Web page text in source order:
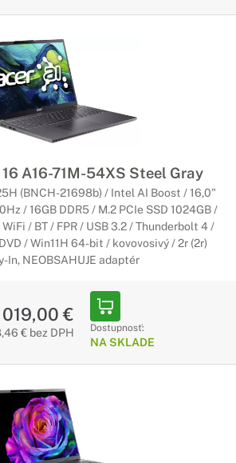
A16-71M-54XS Steel Gray
(BNCH-21698b) / Intel AI Boost / 16,0"
/ 16GB DDR5 / M.2 PCIe SSD 1024GB /
/ BT / FPR / USB 3.2 / Thunderbolt 4 /
/ Win11H 64-bit / kovovosivý / 2r (2r)
In, NEOBSAHUJE adaptér
019,00 €
€ bez DPH Dostupnosť:
NA SKLADE